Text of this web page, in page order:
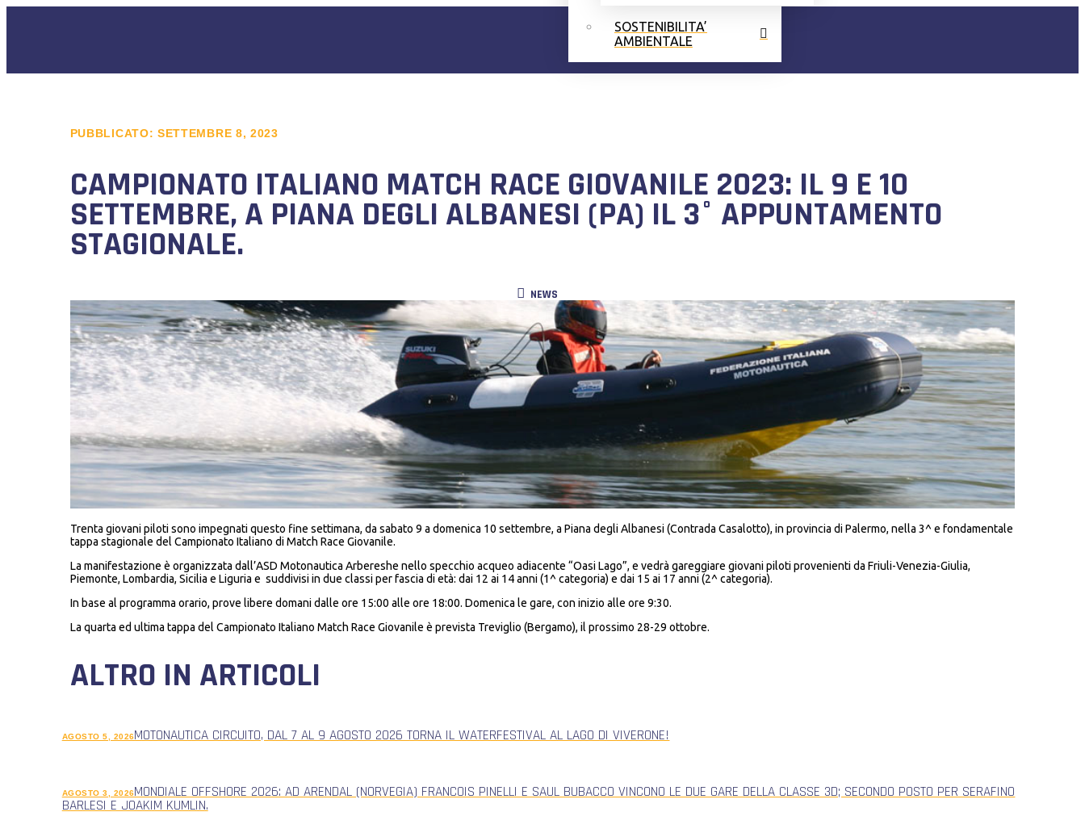
SOSTENIBILITA’
AMBIENTALE
PUBBLICATO:SETTEMBRE 8, 2023
CAMPIONATO ITALIANO MATCH RACE GIOVANILE 2023: IL 9 E 10
SETTEMBRE, A PIANA DEGLI ALBANESI (PA) IL 3° APPUNTAMENTO
STAGIONALE.
NEWS
Trenta giovani piloti sono impegnati questo fine settimana, da sabato 9 a domenica 10 settembre, a Piana degli Albanesi (Contrada Casalotto), in provincia di Palermo, nella 3^ e fondamentale
tappa stagionale del Campionato Italiano di Match Race Giovanile.
La manifestazione è organizzata dall’ASD Motonautica Arbereshe nello specchio acqueo adiacente “Oasi Lago”, e vedrà gareggiare giovani piloti provenienti da Friuli-Venezia-Giulia,
Piemonte, Lombardia, Sicilia e Liguria e suddivisi in due classi per fascia di età: dai 12 ai 14 anni (1^ categoria) e dai 15 ai 17 anni (2^ categoria).
In base al programma orario, prove libere domani dalle ore 15:00 alle ore 18:00. Domenica le gare, con inizio alle ore 9:30.
La quarta ed ultima tappa del Campionato Italiano Match Race Giovanile è prevista Treviglio (Bergamo), il prossimo 28-29 ottobre.
ALTRO IN ARTICOLI
AGOSTO 5, 2026MOTONAUTICA CIRCUITO, DAL 7 AL 9 AGOSTO 2026 TORNA IL WATERFESTIVAL AL LAGO DI VIVERONE!
AGOSTO 3, 2026MONDIALE OFFSHORE 2026: AD ARENDAL (NORVEGIA) FRANCOIS PINELLI E SAUL BUBACCO VINCONO LE DUE GARE DELLA CLASSE 3D; SECONDO POSTO PER SERAFINO
BARLESI E JOAKIM KUMLIN.